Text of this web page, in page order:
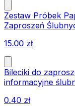
Zestaw Próbek
Zaproszeń
15.00 zł
Bileciki do
informacyjne
0.40 zł